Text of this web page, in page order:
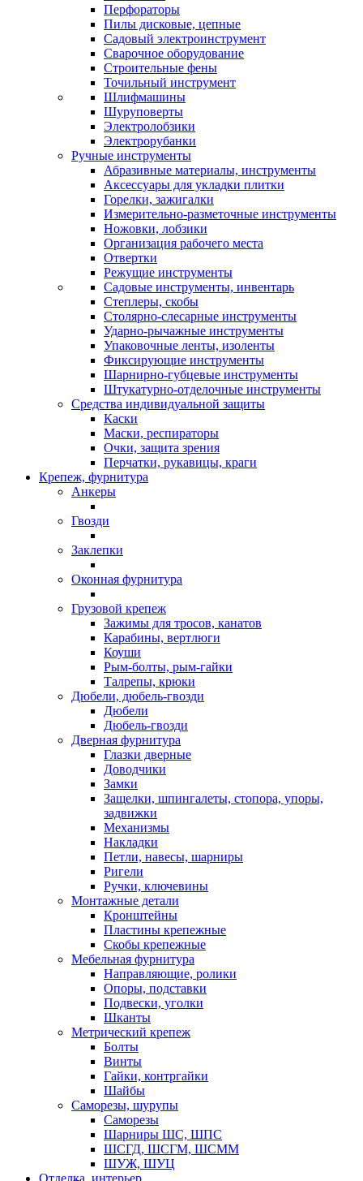
Перфораторы
Пилы дисковые, цепные
Садовый электроинструмент
Сварочное оборудование
Строительные фены
Точильный инструмент
Шлифмашины
Шуруповерты
Электролобзики
Электрорубанки
Ручные инструменты
Абразивные материалы, инструменты
Аксессуары для укладки плитки
Горелки, зажигалки
Измерительно-разметочные инструменты
Ножовки, лобзики
Организация рабочего места
Отвертки
Режущие инструменты
Садовые инструменты, инвентарь
Степлеры, скобы
Столярно-слесарные инструменты
Ударно-рычажные инструменты
Упаковочные ленты, изоленты
Фиксирующие инструменты
Шарнирно-губцевые инструменты
Штукатурно-отделочные инструменты
Средства индивидуальной защиты
Каски
Маски, респираторы
Очки, защита зрения
Перчатки, рукавицы, краги
Крепеж, фурнитура
Анкеры
Гвозди
Заклепки
Оконная фурнитура
Грузовой крепеж
Зажимы для тросов, канатов
Карабины, вертлюги
Коуши
Рым-болты, рым-гайки
Талрепы, крюки
Дюбели, дюбель-гвозди
Дюбели
Дюбель-гвозди
Дверная фурнитура
Глазки дверные
Доводчики
Замки
Защелки, шпингалеты, стопора, упоры,
задвижки
Механизмы
Накладки
Петли, навесы, шарниры
Ригели
Ручки, ключевины
Монтажные детали
Кронштейны
Пластины крепежные
Скобы крепежные
Мебельная фурнитура
Направляющие, ролики
Опоры, подставки
Подвески, уголки
Шканты
Метрический крепеж
Болты
Винты
Гайки, контргайки
Шайбы
Саморезы, шурупы
Саморезы
Шарниры ШС, ШПС
ШСГД, ШСГМ, ШСММ
ШУЖ, ШУЦ
Отделка, интерьер